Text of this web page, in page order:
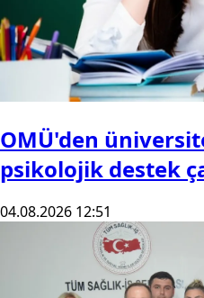
OMÜ'den
psikolojik destek
04.08.2026 12:51